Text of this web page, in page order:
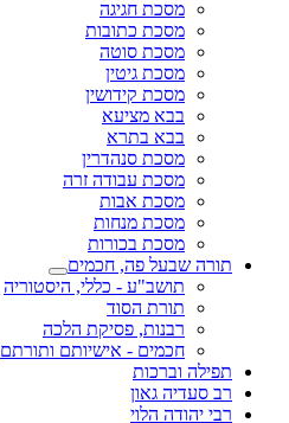
מסכת חגיגה
מסכת כתובות
מסכת סוטה
מסכת גיטין
מסכת קידושין
בבא מציעא
בבא בתרא
מסכת סנהדרין
מסכת עבודה זרה
מסכת אבות
מסכת מנחות
מסכת בכורות
תורה שבעל פה, חכמים
תושב"ע - כללי, היסטוריה
תורת הסוד
רבנות, פסיקת הלכה
חכמים - אישיותם ותורתם
תפילה וברכות
רב סעדיה גאון
רבי יהודה הלוי